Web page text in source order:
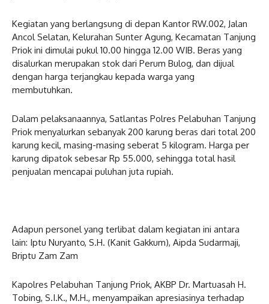
Kegiatan yang berlangsung di depan Kantor RW.002, Jalan
Ancol Selatan, Kelurahan Sunter Agung, Kecamatan Tanjung
Priok ini dimulai pukul 10.00 hingga 12.00 WIB. Beras yang
disalurkan merupakan stok dari Perum Bulog, dan dijual
dengan harga terjangkau kepada warga yang
membutuhkan.
Dalam pelaksanaannya, Satlantas Polres Pelabuhan Tanjung
Priok menyalurkan sebanyak 200 karung beras dari total 200
karung kecil, masing-masing seberat 5 kilogram. Harga per
karung dipatok sebesar Rp 55.000, sehingga total hasil
penjualan mencapai puluhan juta rupiah.
Adapun personel yang terlibat dalam kegiatan ini antara
lain: Iptu Nuryanto, S.H. (Kanit Gakkum), Aipda Sudarmaji,
Briptu Zam Zam
Kapolres Pelabuhan Tanjung Priok, AKBP Dr. Martuasah H.
Tobing, S.I.K., M.H., menyampaikan apresiasinya terhadap